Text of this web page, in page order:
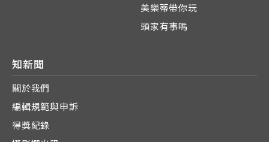
美樂蒂帶你玩
頭家有事嗎
知新聞
關於我們
編輯規範與申訴
得獎紀錄